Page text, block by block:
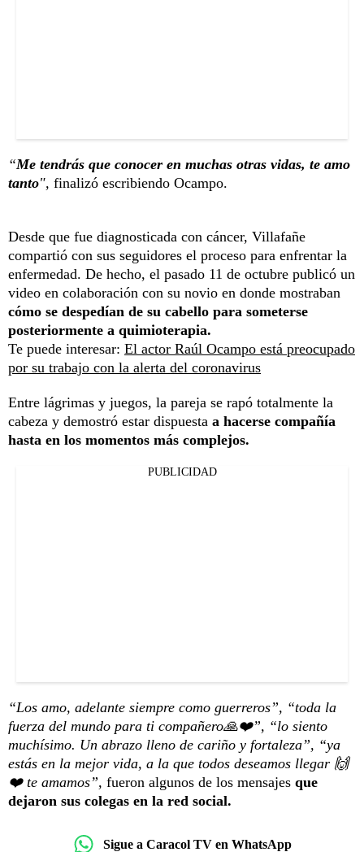
“Me tendrás que conocer en muchas otras vidas, te amo
tanto", finalizó escribiendo Ocampo.
Desde que fue diagnosticada con cáncer, Villafañe
compartió con sus seguidores el proceso para enfrentar la
enfermedad. De hecho, el pasado 11 de octubre publicó un
video en colaboración con su novio en donde mostraban
cómo se despedían de su cabello para someterse
posteriormente a quimioterapia.
Te puede interesar: El actor Raúl Ocampo está preocupado
por su trabajo con la alerta del coronavirus
Entre lágrimas y juegos, la pareja se rapó totalmente la
cabeza y demostró estar dispuesta a hacerse compañía
hasta en los momentos más complejos.
PUBLICIDAD
“Los amo, adelante siempre como guerreros”, “toda la
fuerza del mundo para ti compañero🙏❤️”, “lo siento
muchísimo. Un abrazo lleno de cariño y fortaleza”, “ya
estás en la mejor vida, a la que todos deseamos llegar 🙌
❤️ te amamos”, fueron algunos de los mensajes que
dejaron sus colegas en la red social.
Sigue a Caracol TV en WhatsApp